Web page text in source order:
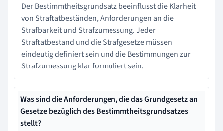
Der Bestimmtheitsgrundsatz beeinflusst die Klarheit
von Straftatbeständen, Anforderungen an die
Strafbarkeit und Strafzumessung. Jeder
Straftatbestand und die Strafgesetze müssen
eindeutig definiert sein und die Bestimmungen zur
Strafzumessung klar formuliert sein.
Was sind die Anforderungen, die das Grundgesetz an
Gesetze bezüglich des Bestimmtheitsgrundsatzes
stellt?